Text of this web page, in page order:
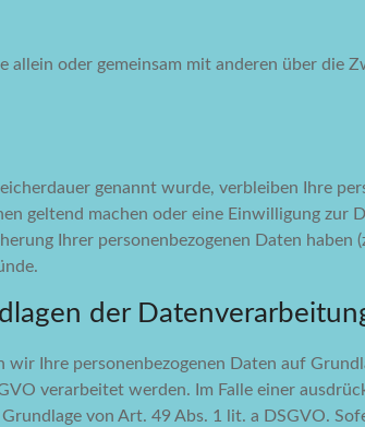
oder gemeinsam mit anderen über die
genannt wurde, verbleiben Ihre
geltend machen oder eine Einwilligung
Ihrer personenbezogenen Daten
der
Ihre personenbezogenen Daten auf
verarbeitet werden. Im Falle einer
von Art. 49 Abs. 1 lit. a DSGVO.